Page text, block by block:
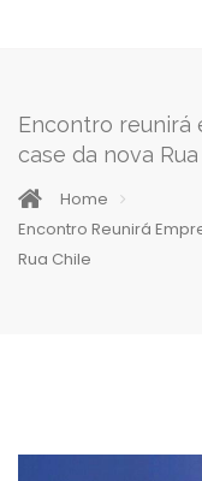
Encontro reunirá
case da nova
Home
Encontro Reunirá
Rua Chile